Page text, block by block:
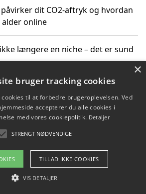
dit CO2-aftryk og hvordan
online
længere en niche – det er sund
bæredygtigt og bestil med
Blog Betingelser
×
bruger tracking cookies
til at forbedre brugeroplevelsen. Ved
accepterer du alle cookies i
med vores cookiepolitik. Detaljer
STRENGT NØDVENDIGE
TILLAD IKKE COOKIES
VIS DETALJER